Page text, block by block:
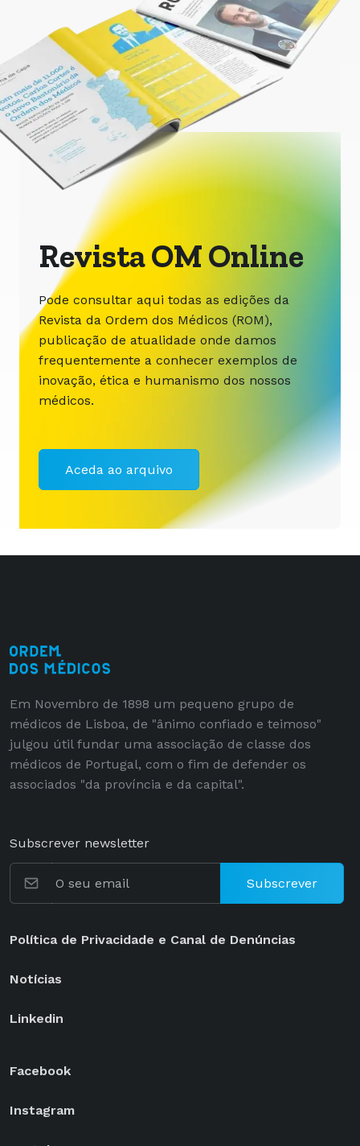
Revista OM Online
Pode consultar aqui todas as edições da
Revista da Ordem dos Médicos (ROM),
publicação de atualidade onde damos
frequentemente a conhecer exemplos de
inovação, ética e humanismo dos nossos
médicos.
Aceda ao arquivo
Em Novembro de 1898 um pequeno grupo de
médicos de Lisboa, de "ânimo confiado e teimoso"
julgou útil fundar uma associação de classe dos
médicos de Portugal, com o fim de defender os
associados "da província e da capital".
Subscrever newsletter
Subscrever
Política de Privacidade e Canal de Denúncias
Notícias
Linkedin
Facebook
Instagram